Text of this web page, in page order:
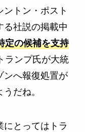
トン・ポスト
る社説の掲載中
定の候補を支持
ランプ氏が大統
ンへ報復処置が
だね。
とってはトラ